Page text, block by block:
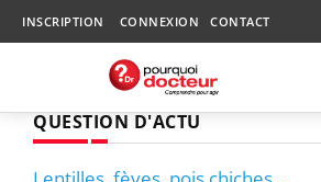
INSCRIPTION CONNEXION CONTACT
QUESTION D'ACTU